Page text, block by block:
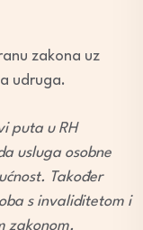
zakona uz
udruga.
puta u RH
usluga osobne
Također
s invaliditetom i
zakonom.